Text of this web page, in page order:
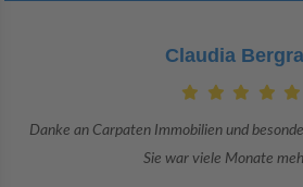
Claudia
Danke an Carpaten Immobilien und
Sie war viele Monate